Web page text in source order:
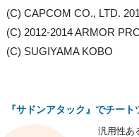
(C) CAPCOM CO., LTD.
(C) 2012-2014 ARMOR
(C) SUGIYAMA KOBO
『サドンアタック』でチー
汎用性あ